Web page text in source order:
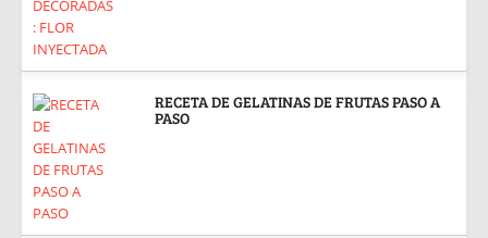
RECETA DE GELATINAS DE FRUTAS PASO A
PASO